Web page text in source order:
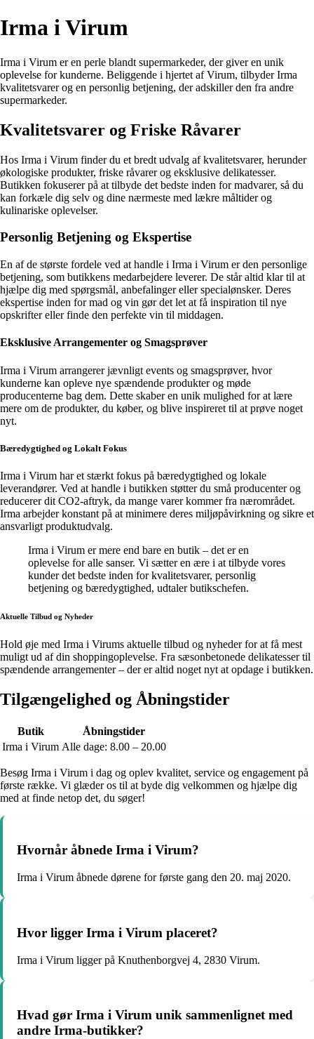
Irma i Virum
Irma i Virum er en perle blandt supermarkeder, der giver en unik
oplevelse for kunderne. Beliggende i hjertet af Virum, tilbyder Irma
kvalitetsvarer og en personlig betjening, der adskiller den fra andre
supermarkeder.
Kvalitetsvarer og Friske Råvarer
Hos Irma i Virum finder du et bredt udvalg af kvalitetsvarer, herunder
økologiske produkter, friske råvarer og eksklusive delikatesser.
Butikken fokuserer på at tilbyde det bedste inden for madvarer, så du
kan forkæle dig selv og dine nærmeste med lækre måltider og
kulinariske oplevelser.
Personlig Betjening og Ekspertise
En af de største fordele ved at handle i Irma i Virum er den personlige
betjening, som butikkens medarbejdere leverer. De står altid klar til at
hjælpe dig med spørgsmål, anbefalinger eller specialønsker. Deres
ekspertise inden for mad og vin gør det let at få inspiration til nye
opskrifter eller finde den perfekte vin til middagen.
Eksklusive Arrangementer og Smagsprøver
Irma i Virum arrangerer jævnligt events og smagsprøver, hvor
kunderne kan opleve nye spændende produkter og møde
producenterne bag dem. Dette skaber en unik mulighed for at lære
mere om de produkter, du køber, og blive inspireret til at prøve noget
nyt.
Bæredygtighed og Lokalt Fokus
Irma i Virum har et stærkt fokus på bæredygtighed og lokale
leverandører. Ved at handle i butikken støtter du små producenter og
reducerer dit CO2-aftryk, da mange varer kommer fra nærområdet.
Irma arbejder konstant på at minimere deres miljøpåvirkning og sikre et
ansvarligt produktudvalg.
Irma i Virum er mere end bare en butik – det er en
oplevelse for alle sanser. Vi sætter en ære i at tilbyde vores
kunder det bedste inden for kvalitetsvarer, personlig
betjening og bæredygtighed, udtaler butikschefen.
Aktuelle Tilbud og Nyheder
Hold øje med Irma i Virums aktuelle tilbud og nyheder for at få mest
muligt ud af din shoppingoplevelse. Fra sæsonbetonede delikatesser til
spændende arrangementer – der er altid noget nyt at opdage i butikken.
Tilgængelighed og Åbningstider
Butik
Åbningstider
Irma i Virum Alle dage: 8.00 – 20.00
Besøg Irma i Virum i dag og oplev kvalitet, service og engagement på
første række. Vi glæder os til at byde dig velkommen og hjælpe dig
med at finde netop det, du søger!
Hvornår åbnede Irma i Virum?
Irma i Virum åbnede dørene for første gang den 20. maj 2020.
Hvor ligger Irma i Virum placeret?
Irma i Virum ligger på Knuthenborgvej 4, 2830 Virum.
Hvad gør Irma i Virum unik sammenlignet med
andre Irma-butikker?